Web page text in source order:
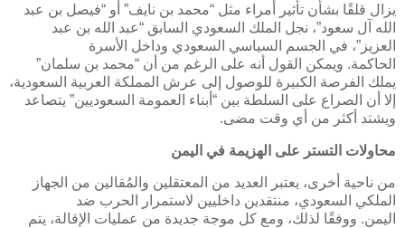
يزال قلقًا بشأن تأثير أمراء مثل “محمد بن نايف” أو “فيصل بن عبد
الله آل سعود”، نجل الملك السعودي السابق “عبد الله بن عبد
العزيز”، في الجسم السياسي السعودي وداخل الأسرة
الحاكمة. ويمكن القول أنه على الرغم من أن “محمد بن سلمان”
يملك الفرصة الكبيرة للوصول إلى عرش المملكة العربية السعودية،
إلا أن الصراع على السلطة بين “أبناء العمومة السعوديين” يتصاعد
ويشتد أكثر من أي وقت مضى.
محاولات التستر على الهزيمة في اليمن
من ناحية أخرى، يعتبر العديد من المعتقلين والمُقالين من الجهاز
الملكي السعودي، منتقدين داخليين لاستمرار الحرب ضد
اليمن. ووفقًا لذلك، ومع كل موجة جديدة من عمليات الإقالة، يتم